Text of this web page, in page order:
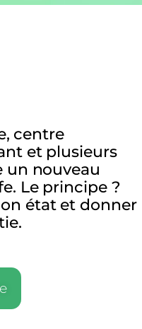
centre
et plusieurs
un nouveau
Le principe ?
état et donner